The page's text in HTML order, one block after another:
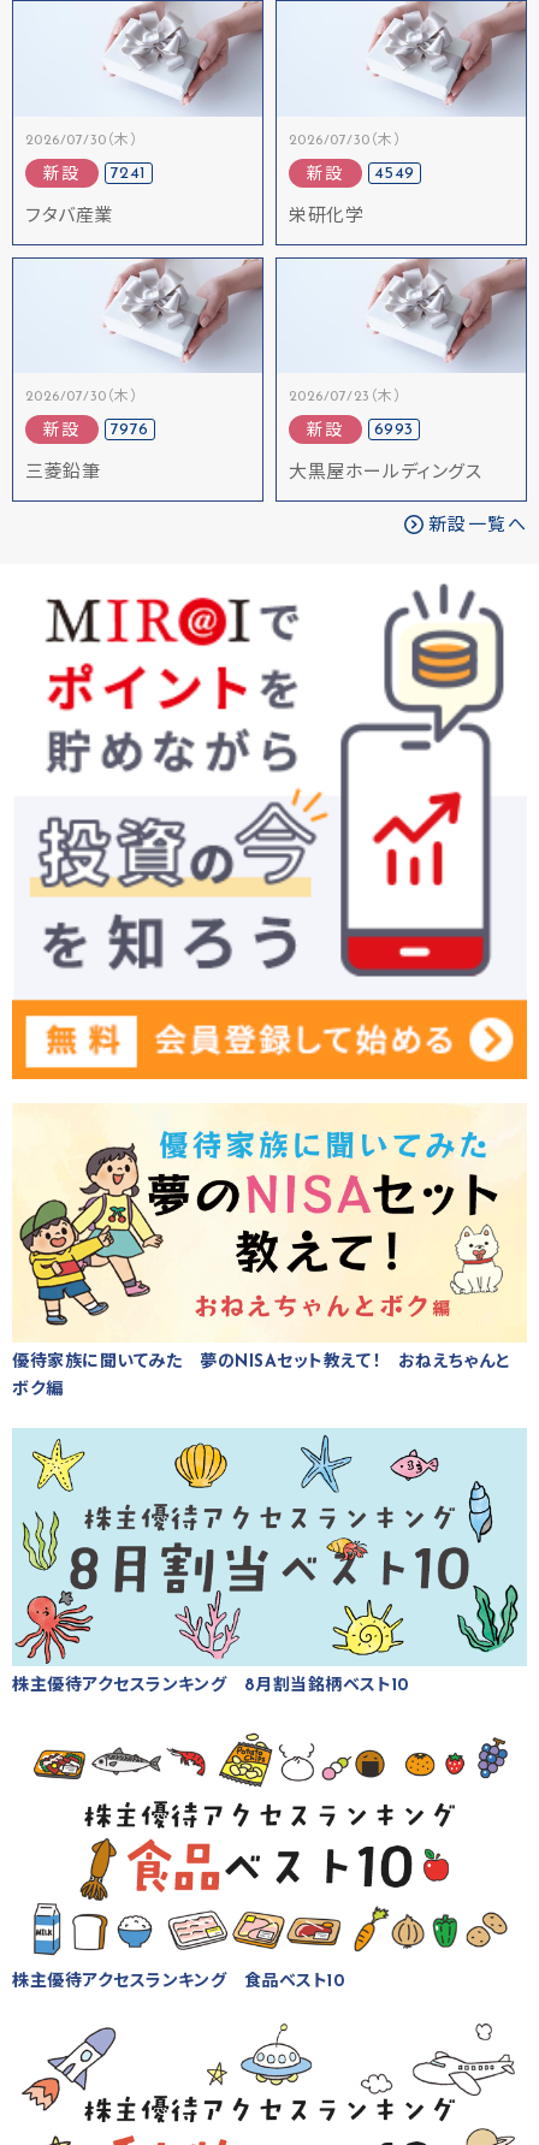
2026/07/30（木）
新設 7241
フタバ産業
2026/07/30（木）
新設 4549
栄研化学
2026/07/30（木）
新設 7976
三菱鉛筆
2026/07/23（木）
新設 6993
大黒屋ホールディングス
新設一覧へ
優待家族に聞いてみた 夢のNISAセット教えて！ おねえちゃんと
ボク編
株主優待アクセスランキング 8月割当銘柄ベスト10
株主優待アクセスランキング 食品ベスト10